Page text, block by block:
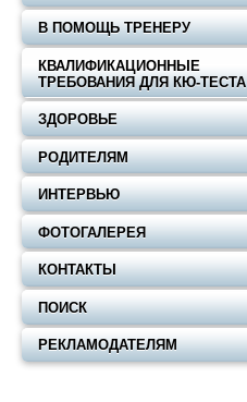
В ПОМОЩЬ ТРЕНЕРУ
КВАЛИФИКАЦИОННЫЕ
ТРЕБОВАНИЯ ДЛЯ КЮ-ТЕСТА
ЗДОРОВЬЕ
РОДИТЕЛЯМ
ИНТЕРВЬЮ
ФОТОГАЛЕРЕЯ
КОНТАКТЫ
ПОИСК
РЕКЛАМОДАТЕЛЯМ